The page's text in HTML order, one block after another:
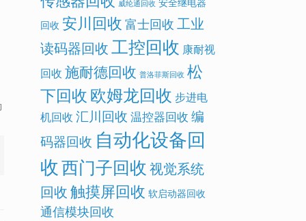
威纶通回收
回收 安川回收 富士回收 工业
读码器回收工控回收 康耐视
回收 施耐德回收 普洛菲斯回收 松
下回收欧姆龙回收 步进电
机回收 汇川回收 温控器回收 编
码器回收 自动化设备回
收西门子回收视觉系统
回收触摸屏回收 软启动器回收
通信模块回收